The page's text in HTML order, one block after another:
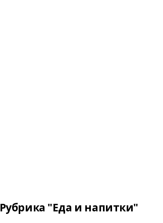
Рубрика "Еда и напитки"